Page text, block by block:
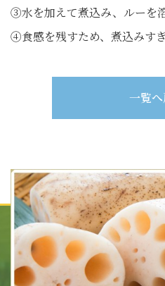
③水を加えて煮込み、ルーを溶
④食感を残すため、煮込みすぎ
一覧